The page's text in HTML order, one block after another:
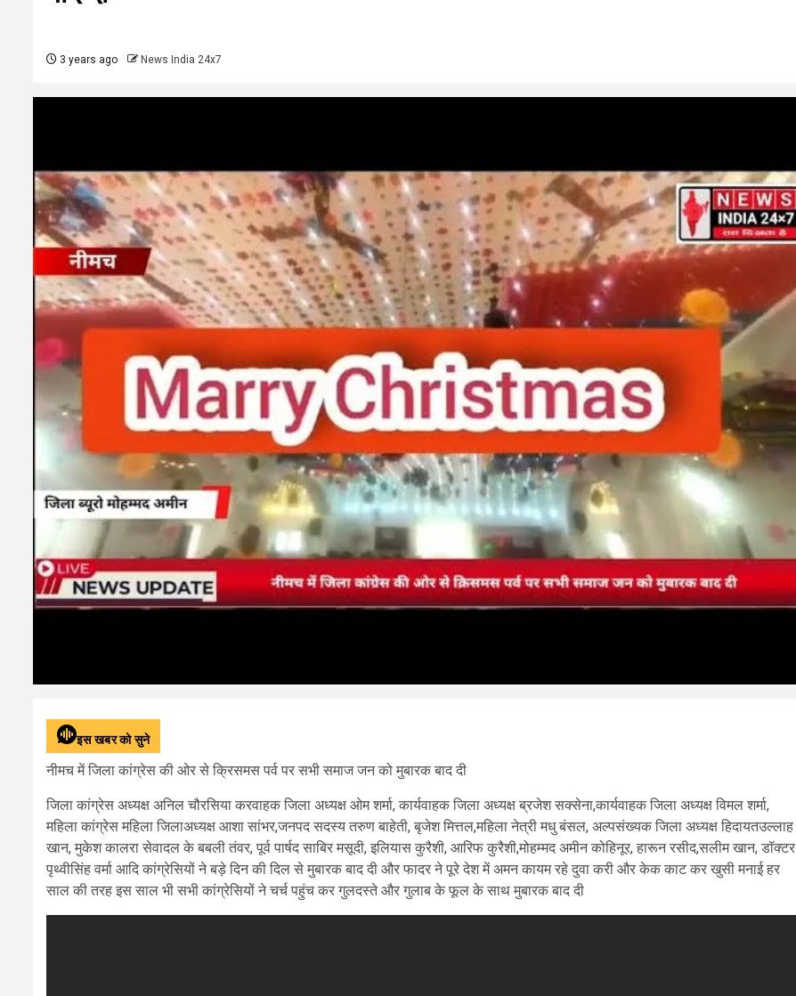
3 years ago News India 24x7
इस खबर को सुने
नीमच में जिला कांग्रेस की ओर से क्रिसमस पर्व पर सभी समाज जन को मुबारक बाद दी
जिला कांग्रेस अध्यक्ष अनिल चौरसिया करवाहक जिला अध्यक्ष ओम शर्मा, कार्यवाहक जिला अध्यक्ष ब्रजेश सक्सेना,कार्यवाहक जिला अध्यक्ष विमल शर्मा,
महिला कांग्रेस महिला जिलाअध्यक्ष आशा सांभर,जनपद सदस्य तरुण बाहेती, बृजेश मित्तल,महिला नेत्री मधु बंसल, अल्पसंख्यक जिला अध्यक्ष हिदायतउल्लाह
खान, मुकेश कालरा सेवादल के बबली तंवर, पूर्व पार्षद साबिर मसूदी, इलियास कुरैशी, आरिफ कुरैशी,मोहम्मद अमीन कोहिनूर, हारून रसीद,सलीम खान, डॉक्टर
पृथ्वीसिंह वर्मा आदि कांग्रेसियों ने बड़े दिन की दिल से मुबारक बाद दी और फादर ने पूरे देश में अमन कायम रहे दुवा करी और केक काट कर खुसी मनाई हर
साल की तरह इस साल भी सभी कांग्रेसियों ने चर्च पहुंच कर गुलदस्ते और गुलाब के फूल के साथ मुबारक बाद दी